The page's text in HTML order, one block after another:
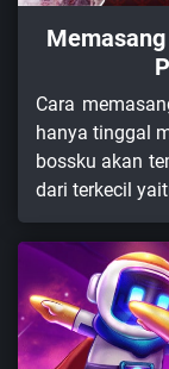
Cara
hanya tinggal
bossku akan
dari terkecil